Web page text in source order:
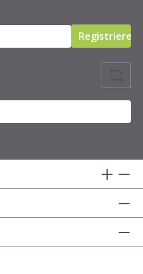
Registrieren